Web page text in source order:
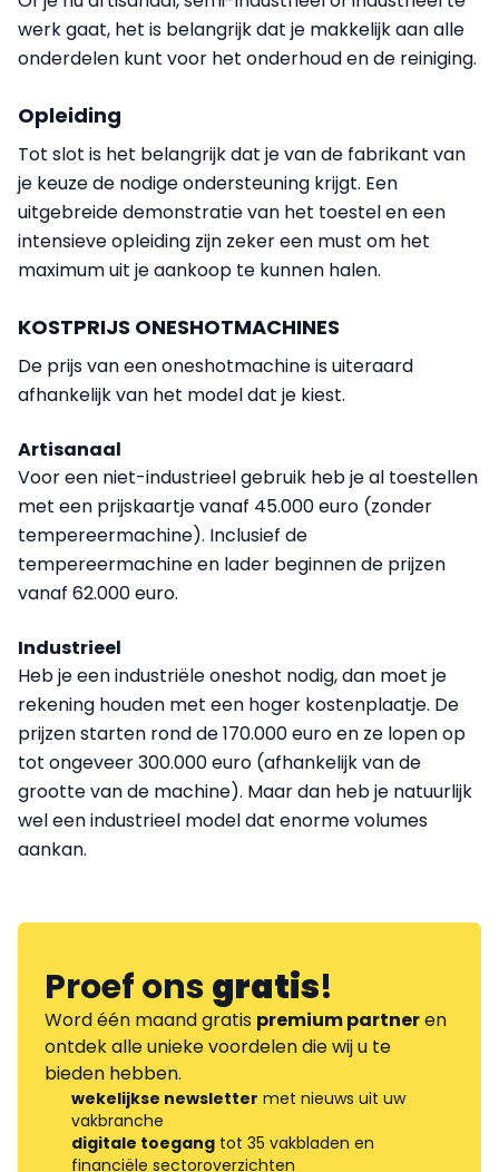
werk gaat, het is belangrijk dat je makkelijk aan alle
onderdelen kunt voor het onderhoud en de reiniging.
Opleiding
Tot slot is het belangrijk dat je van de fabrikant van
je keuze de nodige ondersteuning krijgt. Een
uitgebreide demonstratie van het toestel en een
intensieve opleiding zijn zeker een must om het
maximum uit je aankoop te kunnen halen.
KOSTPRIJS ONESHOTMACHINES
De prijs van een oneshotmachine is uiteraard
afhankelijk van het model dat je kiest.
Artisanaal
Voor een niet-industrieel gebruik heb je al toestellen
met een prijskaartje vanaf 45.000 euro (zonder
tempereermachine). Inclusief de
tempereermachine en lader beginnen de prijzen
vanaf 62.000 euro.
Industrieel
Heb je een industriële oneshot nodig, dan moet je
rekening houden met een hoger kostenplaatje. De
prijzen starten rond de 170.000 euro en ze lopen op
tot ongeveer 300.000 euro (afhankelijk van de
grootte van de machine). Maar dan heb je natuurlijk
wel een industrieel model dat enorme volumes
aankan.
Proef onsgratis!
Word één maand gratis premium partneren
ontdek alle unieke voordelen die wij u te
bieden hebben.
wekelijkse newsletter met nieuws uit uw
vakbranche
digitale toegang tot 35 vakbladen en
financiële sectoroverzichten